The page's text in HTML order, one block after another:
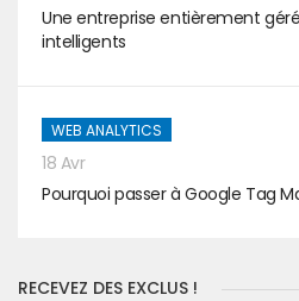
Une entreprise entièrement
intelligents
WEB ANALYTICS
18 Avr
Pourquoi passer à Google Tag
RECEVEZ DES EXCLUS !